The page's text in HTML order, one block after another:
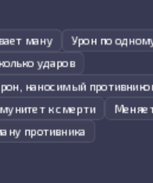
ману
Урон по
ударов
наносимый
к смерти
противника